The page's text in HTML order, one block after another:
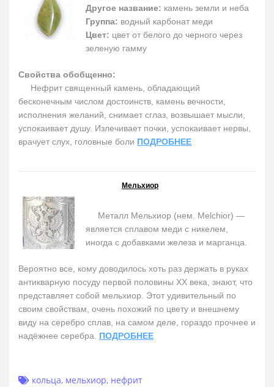
Другое название: камень земли и неба
Группа: водный карбонат меди
Цвет: цвет от белого до черного через
зеленую гамму
Свойства обобщенно:
Нефрит священный камень, обладающий
бесконечным числом достоинств, камень вечности,
исполнения желаний, снимает сглаз, возвышает мысли,
успокаивает душу. Излечивает почки, успокаивает нервы,
врачует слух, головные боли ПОДРОБНЕЕ
Мельхиор
Металл Мельхиор (нем. Melchior) —
является сплавом меди с никелем,
иногда с добавками железа и марганца.
Вероятно все, кому доводилось хоть раз держать в руках
антикварную посуду первой половины ХХ века, знают, что
представляет собой мельхиор. Этот удивительный по
своим свойствам, очень похожий по цвету и внешнему
виду на серебро сплав, на самом деле, гораздо прочнее и
надёжнее серебра. ПОДРОБНЕЕ
кольца, мельхиор, нефрит